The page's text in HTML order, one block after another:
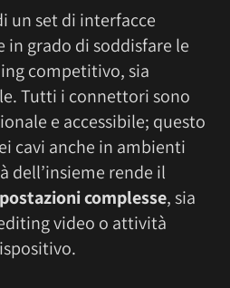
un set di interfacce
grado di soddisfare le
competitivo, sia
Tutti i connettori sono
e accessibile; questo
cavi anche in ambienti
dell’insieme rende il
postazioni complesse, sia
video o attività